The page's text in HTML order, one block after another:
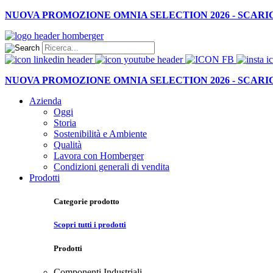
NUOVA PROMOZIONE OMNIA SELECTION 2026 -
NUOVA PROMOZIONE OMNIA SELECTION 2026 -
Azienda
Oggi
Storia
Sostenibilità e Ambiente
Qualità
Lavora con Homberger
Condizioni generali di vendita
Prodotti
Categorie prodotto
Scopri tutti i prodotti
Prodotti